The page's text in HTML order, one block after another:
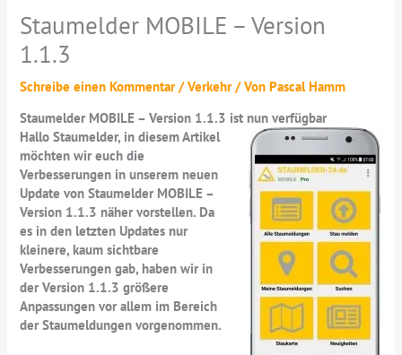
Staumelder MOBILE – Version
1.1.3
Schreibe einen Kommentar /Verkehr/ VonPascal Hamm
Staumelder MOBILE – Version 1.1.3 ist nun verfügbar
Hallo Staumelder, in diesem Artikel
möchten wir euch die
Verbesserungen in unserem neuen
Update von Staumelder MOBILE –
Version 1.1.3 näher vorstellen. Da
es in den letzten Updates nur
kleinere, kaum sichtbare
Verbesserungen gab, haben wir in
der Version 1.1.3 größere
Anpassungen vor allem im Bereich
der Staumeldungen vorgenommen.